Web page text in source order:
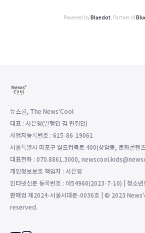
Powered byBluedot , Partner of
뉴스쿨, The News'Cool
대표 : 서은영(발행인 겸 편집인)
사업자등록번호 : 615-86-19061
서울특별시 마포구 월드컵북로 400(상암동, 문화콘텐
대표전화 : 070.8861.3000,
개인정보보호 책임자 : 서은영
인터넷신문 등록번호 : 아54960(2023-7-10) | 청소년
판매업 제2024-서울서대문-0036호 | © 2023
reserved.